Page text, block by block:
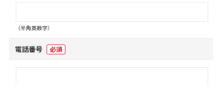
（半角英数字）
電話番号 必須